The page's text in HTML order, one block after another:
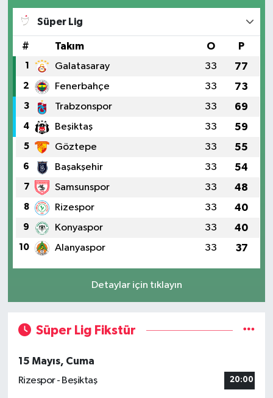
Süper Lig
# Takım O P
1 Galatasaray 33 77
2 Fenerbahçe 33 73
3 Trabzonspor 33 69
4 Beşiktaş 33 59
5 Göztepe 33 55
6 Başakşehir 33 54
7 Samsunspor 33 48
8 Rizespor 33 40
9 Konyaspor 33 40
10 Alanyaspor 33 37
Detaylar için tıklayın
Süper Lig Fikstür
15 Mayıs, Cuma
Rizespor - Beşiktaş
20:00